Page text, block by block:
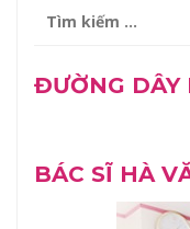
kiếm
ĐƯỜNG DÂY
BÁC SĨ HÀ